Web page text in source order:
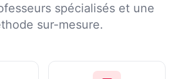
spécialisés et une
sur-mesure.